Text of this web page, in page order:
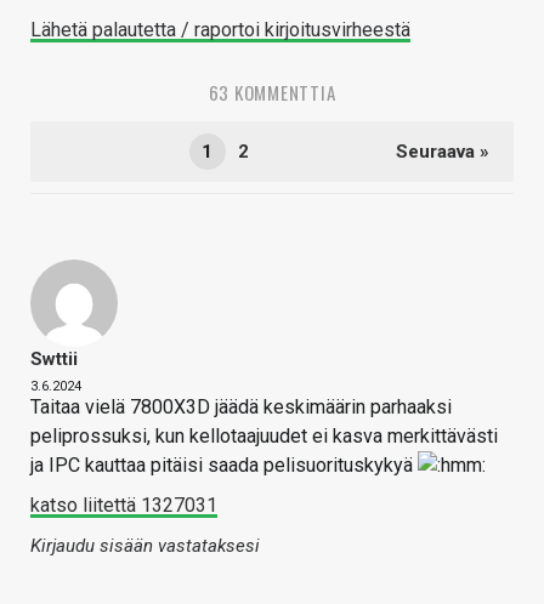
Lähetä palautetta / raportoi kirjoitusvirheestä
63 KOMMENTTIA
1 2 Seuraava »
Swttii
3.6.2024
Taitaa vielä 7800X3D jäädä keskimäärin parhaaksi
peliprossuksi, kun kellotaajuudet ei kasva merkittävästi
ja IPC kauttaa pitäisi saada pelisuorituskykyä
katso liitettä 1327031
Kirjaudu sisään vastataksesi